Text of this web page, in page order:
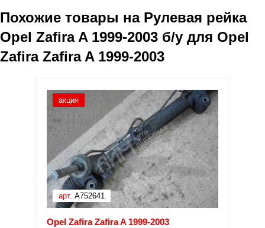
Похожие товары на Рулевая рейка
Opel Zafira A 1999-2003 б/у для Opel
Zafira Zafira A 1999-2003
акция
арт. A752641
Opel Zafira Zafira A 1999-2003